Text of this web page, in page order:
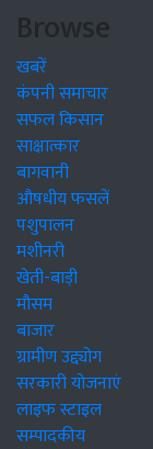
Browse
खबरें
कंपनी समाचार
सफल किसान
साक्षात्कार
बागवानी
औषधीय फसलें
पशुपालन
मशीनरी
खेती-बाड़ी
मौसम
बाजार
ग्रामीण उद्द्योग
सरकारी योजनाएं
लाइफ स्टाइल
सम्पादकीय